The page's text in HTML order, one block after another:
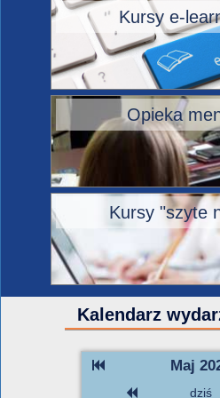
Kursy e-
Opieka
Kursy "szyte
Kalendarz
Maj
dziś